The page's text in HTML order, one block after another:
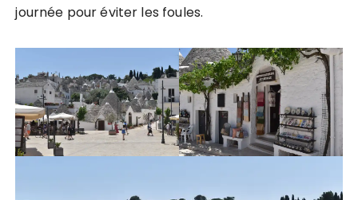
journée pour éviter les foules.